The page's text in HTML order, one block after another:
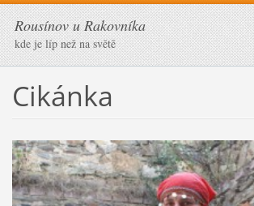
Rousínov u Rakovníka
kde je líp než na světě
Cikánka